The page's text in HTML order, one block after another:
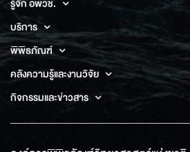
รู้จัก อพวช.
บริการ
พิพิธภัณฑ์
คลังความรู้และงานวิจัย
กิจกรรมและข่าวสาร